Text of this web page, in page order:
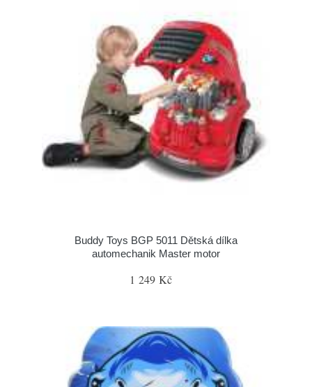
Buddy Toys BGP 5011 Dětská dílka
automechanik Master motor
1 249 Kč